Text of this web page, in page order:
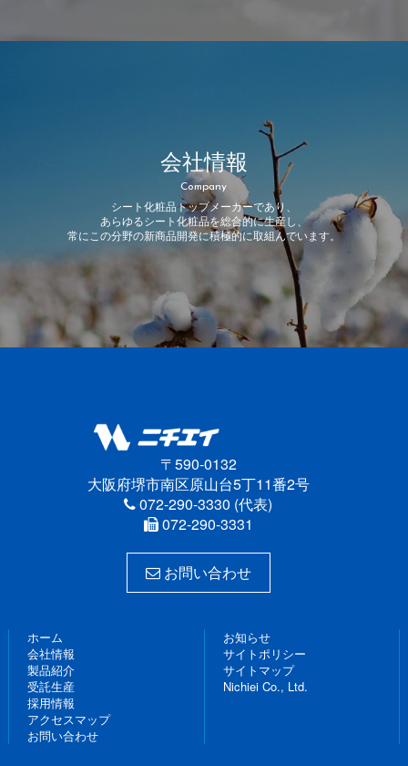
会社情報
Company
シート化粧品トップメーカーであり、
あらゆるシート化粧品を総合的に生産し、
常にこの分野の新商品開発に積極的に取組んでいます。
〒590-0132
大阪府堺市南区原山台5丁11番2号
072-290-3330 (代表)
072-290-3331
お問い合わせ
ホーム
会社情報
製品紹介
受託生産
採用情報
アクセスマップ
お問い合わせ
お知らせ
サイトポリシー
サイトマップ
Nichiei Co., Ltd.